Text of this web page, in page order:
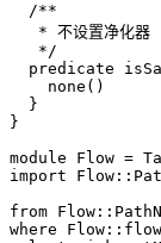
  /**
* 不设置净化器
   */
  predicate
    none
()
  }
}
module Flow =
import Flow ::
from Flow ::
where Flow ::